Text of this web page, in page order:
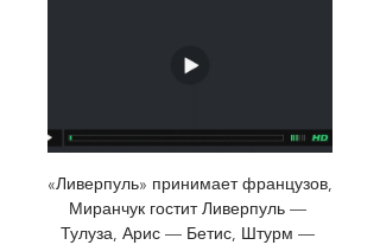
«Ливерпуль» принимает французов,
Миранчук гостит Ливерпуль —
Тулуза, Арис — Бетис, Штурм —